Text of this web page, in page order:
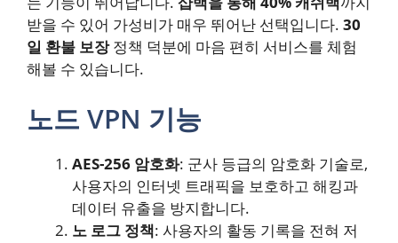
받을 수 있어 가성비가 매우 뛰어난 선택입니다. 30
일 환불 보장정책 덕분에 마음 편히 서비스를 체험
해볼 수 있습니다.
노드 VPN 기능
AES-256 암호화: 군사 등급의 암호화 기술로,
사용자의 인터넷 트래픽을 보호하고 해킹과
데이터 유출을 방지합니다.
노 로그 정책: 사용자의 활동 기록을 전혀 저